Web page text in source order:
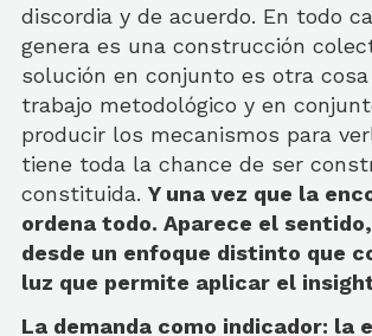
discordia y de acuerdo. En todo
genera es una construcción
solución en conjunto es otra
trabajo metodológico y en
producir los mecanismos para
tiene toda la chance de ser
constituida. Y una vez que la
ordena todo. Aparece el
desde un enfoque distinto que
luz que permite aplicar el
La demanda como indicador: la